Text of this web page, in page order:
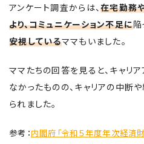
アンケート調査からは、在宅勤務
より、コミュニケーション不足に陥
安視しているママもいました。
ママたちの回答を見ると、キャリ
なかったものの、キャリアの中断
られました。
参考：内閣府「令和５年度年次経済財